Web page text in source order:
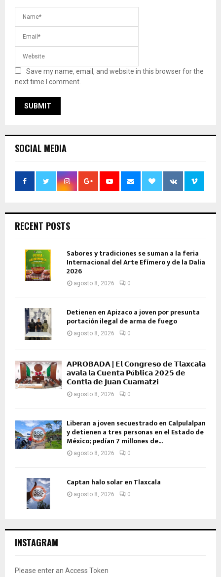
Save my name, email, and website in this browser for the
next time I comment.
SOCIAL MEDIA
RECENT POSTS
Sabores y tradiciones se suman a la feria
Internacional del Arte Efímero y de la Dalia
2026
agosto 8, 2026 0
Detienen en Apizaco a joven por presunta
portación ilegal de arma de fuego
agosto 8, 2026 0
𝗔𝗣𝗥𝗢𝗕𝗔𝗗𝗔 | 𝗘𝗹 𝗖𝗼𝗻𝗴𝗿𝗲𝘀𝗼 𝗱𝗲 𝗧𝗹𝗮𝘅𝗰𝗮𝗹𝗮
𝗮𝘃𝗮𝗹𝗮 𝗹𝗮 𝗖𝘂𝗲𝗻𝘁𝗮 𝗣ú𝗯𝗹𝗶𝗰𝗮 𝟮𝟬𝟮𝟱 𝗱𝗲
𝗖𝗼𝗻𝘁𝗹𝗮 𝗱𝗲 𝗝𝘂𝗮𝗻 𝗖𝘂𝗮𝗺𝗮𝘁𝘇𝗶
agosto 8, 2026 0
Liberan a joven secuestrado en Calpulalpan
y detienen a tres personas en el Estado de
México; pedían 7 millones de...
agosto 8, 2026 0
Captan halo solar en Tlaxcala
agosto 8, 2026 0
INSTAGRAM
Please enter an Access Token